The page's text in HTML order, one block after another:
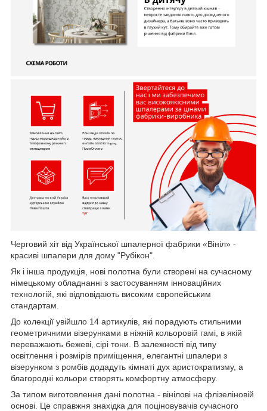
Черговий хіт від Української шпалерної фабрики «Вініл» -
красиві шпалери для дому "Рубікон".
Як і інша продукція, нові полотна були створені на сучасному
німецькому обладнанні з застосуванням інноваційних
технологій, які відповідають високим європейським
стандартам.
До колекції увійшло 14 артикулів, які порадують стильними
геометричними візерунками в ніжній кольоровій гамі, в якій
переважають бежеві, сірі тони. В залежності від типу
освітлення і розмірів приміщення, елегантні шпалери з
візерунком з ромбів додадуть кімнаті дух аристократизму, а
благородні кольори створять комфортну атмосферу.
За типом виготовлення дані полотна - вінілові на флізеліновій
основі. Це справжня знахідка для поціновувачів сучасного